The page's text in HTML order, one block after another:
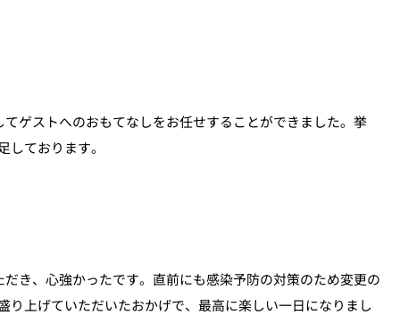
ゲストへのおもてなしをお任せすることができました。挙
ております。
き、心強かったです。直前にも感染予防の対策のため変更の
上げていただいたおかげで、最高に楽しい一日になりまし